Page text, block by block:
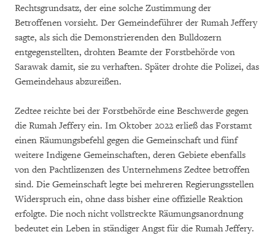
Rechtsgrundsatz, der eine solche Zustimmung der
Betroffenen vorsieht. Der Gemeindeführer der Rumah Jeffery
sagte, als sich die Demonstrierenden den Bulldozern
entgegenstellten, drohten Beamte der Forstbehörde von
Sarawak damit, sie zu verhaften. Später drohte die Polizei, das
Gemeindehaus abzureißen.
Zedtee reichte bei der Forstbehörde eine Beschwerde gegen
die Rumah Jeffery ein. Im Oktober 2022 erließ das Forstamt
einen Räumungsbefehl gegen die Gemeinschaft und fünf
weitere Indigene Gemeinschaften, deren Gebiete ebenfalls
von den Pachtlizenzen des Unternehmens Zedtee betroffen
sind. Die Gemeinschaft legte bei mehreren Regierungsstellen
Widerspruch ein, ohne dass bisher eine offizielle Reaktion
erfolgte. Die noch nicht vollstreckte Räumungsanordnung
bedeutet ein Leben in ständiger Angst für die Rumah Jeffery.